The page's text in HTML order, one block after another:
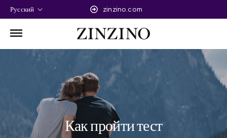
Русский zinzino.com
Как пройти тест